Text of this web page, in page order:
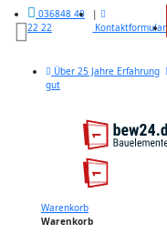
036848 40
22 22
|
Kontaktformular
Über 25 Jahre Erfahrung
gut
Warenkorb
Warenkorb